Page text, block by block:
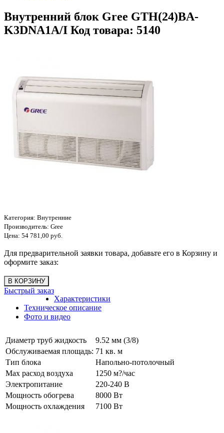
Внутренний блок Gree GTH(24)BA-
K3DNA1A/I Код товара: 5140
Категория: Внутренние
Производитель: Gree
Цена: 54 781,00 руб.
Для предварительной заявки товара, добавьте его в Корзину и
оформите заказ:
Быстрый заказ
Характеристики
Техническое описание
Фото и видео
Диаметр труб жидкость
9.52 мм (3/8)
Обслуживаемая площадь: 71 кв. м
Тип блока
Напольно-потолочный
Max расход воздуха
1250 м?/час
Электропитание
220-240 В
Мощность обогрева
8000 Вт
Мощность охлаждения
7100 Вт